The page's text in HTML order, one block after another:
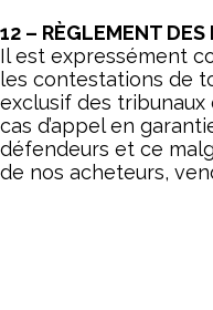
12 – RÈGLEMENT
Il est expressément
les contestations de
exclusif des tribunaux
cas d’appel en
défendeurs et ce
de nos acheteurs,